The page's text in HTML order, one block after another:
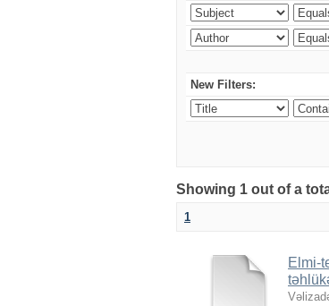
New Filters:
Showing 1 out of a
1
Elmi-